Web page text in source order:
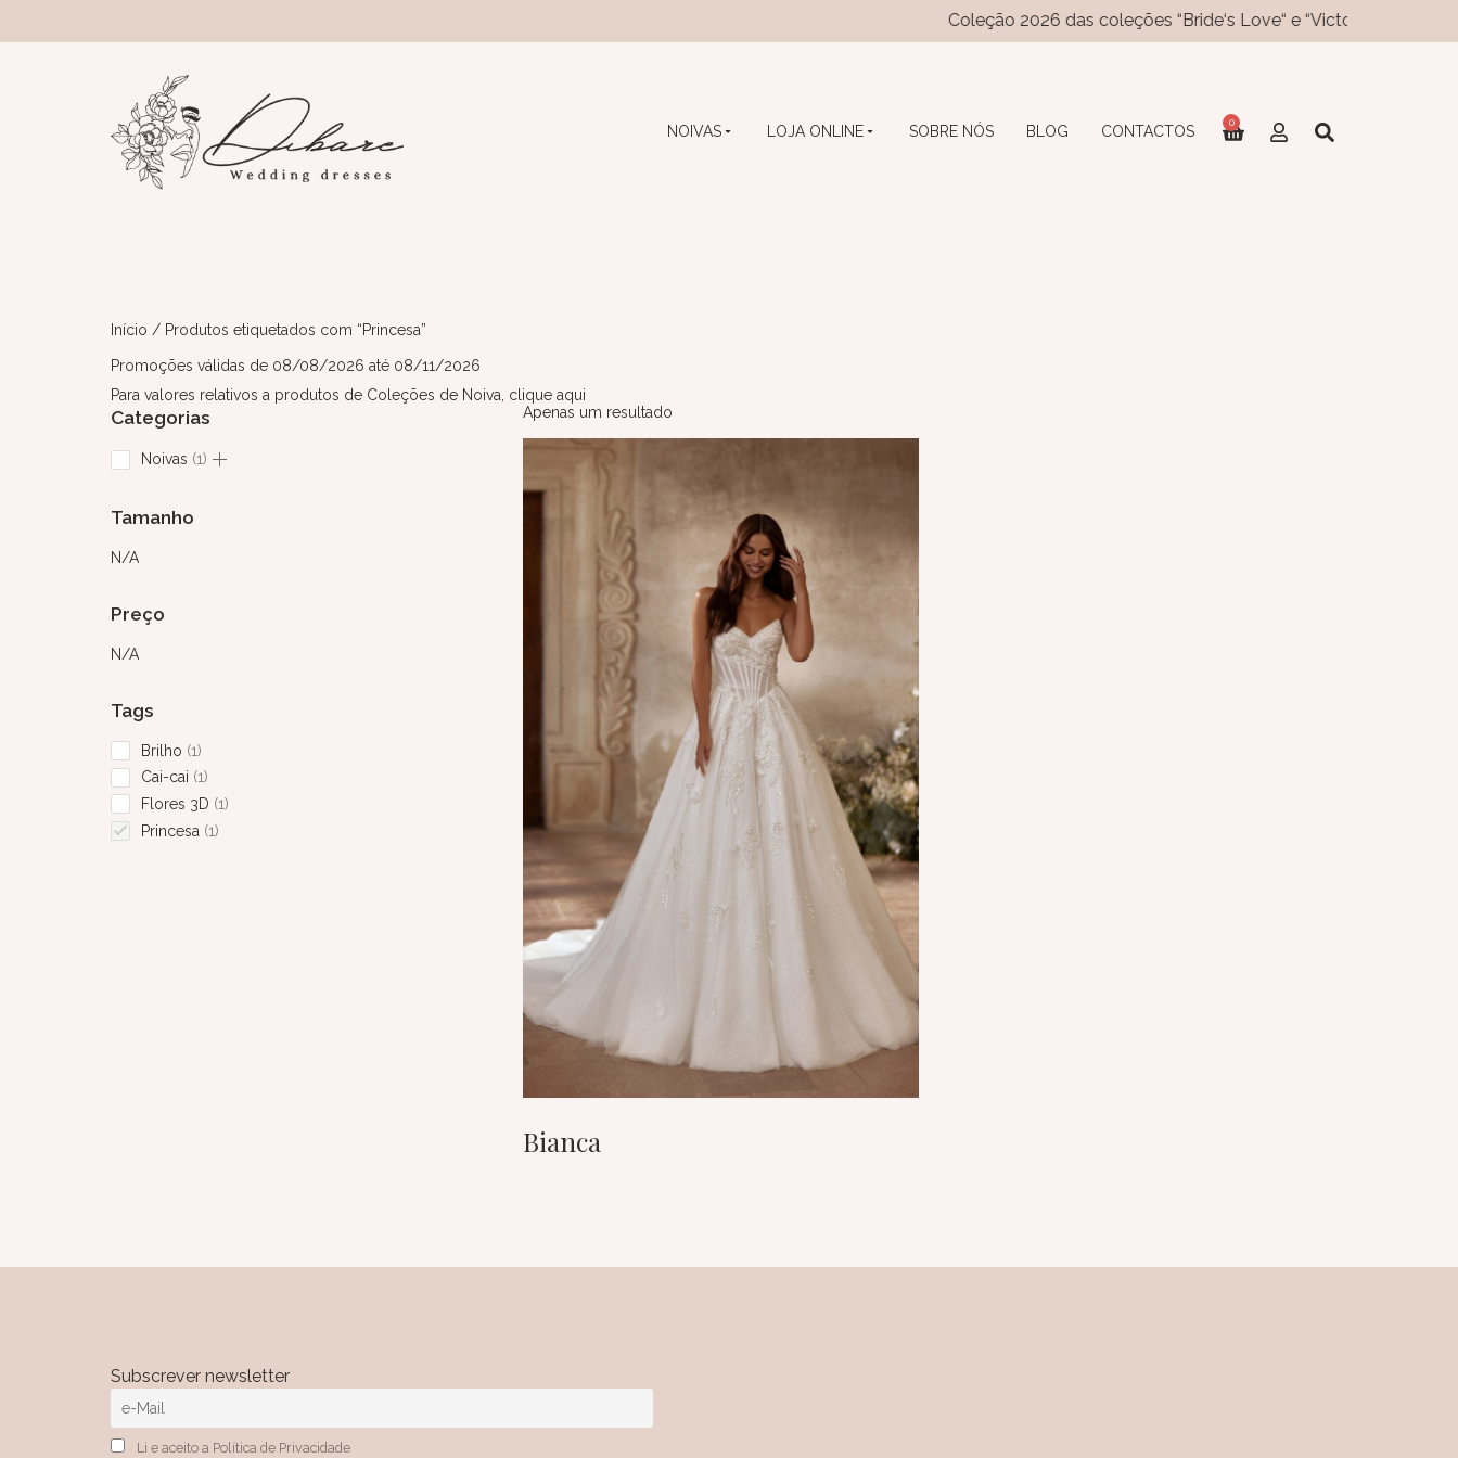
Coleção 2026 das coleções “Bride‘s Love“ e “Victory‘s Love“ já
NOIVAS LOJA ONLINE SOBRE NÓS BLOG CONTACTOS
0
Início / Produtos etiquetados com “Princesa”
Promoções válidas de 08/08/2026 até 08/11/2026
Para valores relativos a produtos de Coleções de Noiva, clique aqui
Categorias
Noivas 1
Tamanho
N/A
Preço
N/A
Tags
Brilho 1
Cai-cai 1
Flores 3D 1
Princesa 1
Apenas um resultado
Bianca
Subscrever newsletter
Li e aceito a Política de Privacidade